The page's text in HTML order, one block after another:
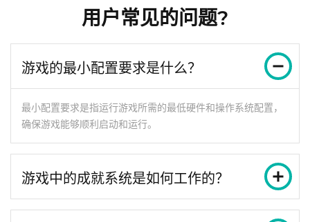
用户常见的问题?
游戏的最小配置要求是什么？
最小配置要求是指运行游戏所需的最低硬件和操作系统配置，
确保游戏能够顺利启动和运行。
游戏中的成就系统是如何工作的？